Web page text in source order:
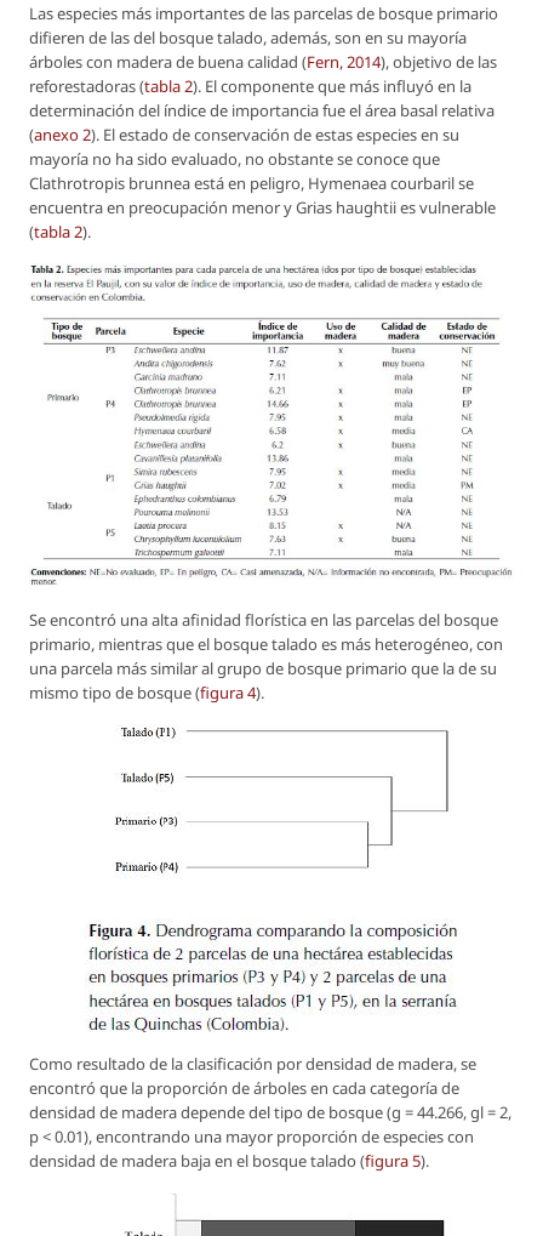
Las especies más importantes de las parcelas de bosque primario
difieren de las del bosque talado, además, son en su mayoría
árboles con madera de buena calidad (Fern, 2014), objetivo de las
reforestadoras (tabla 2). El componente que más influyó en la
determinación del índice de importancia fue el área basal relativa
(anexo 2). El estado de conservación de estas especies en su
mayoría no ha sido evaluado, no obstante se conoce que
Clathrotropis brunneaestá en peligro, Hymenaea courbarilse
encuentra en preocupación menor yGrias haughtiies vulnerable
(tabla 2).
Se encontró una alta afinidad florística en las parcelas del bosque
primario, mientras que el bosque talado es más heterogéneo, con
una parcela más similar al grupo de bosque primario que la de su
mismo tipo de bosque (figura 4).
Como resultado de la clasificación por densidad de madera, se
encontró que la proporción de árboles en cada categoría de
densidad de madera depende del tipo de bosque (g = 44.266, gl = 2,
p < 0.01), encontrando una mayor proporción de especies con
densidad de madera baja en el bosque talado (figura 5).